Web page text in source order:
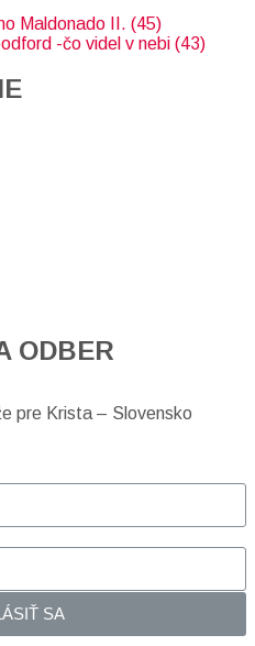
Maldonado II. (45)
-čo videl v nebi (43)
ODBER
pre Krista – Slovensko
SA